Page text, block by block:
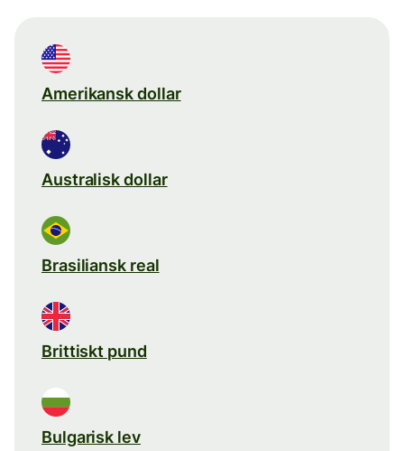
Amerikansk dollar
Australisk dollar
Brasiliansk real
Brittiskt pund
Bulgarisk lev